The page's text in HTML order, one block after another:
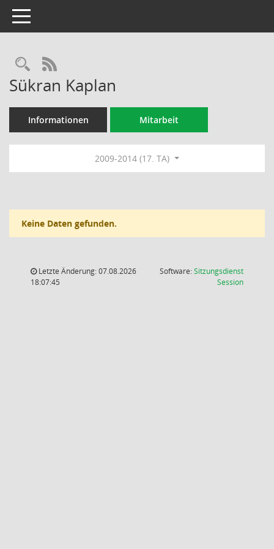
Toggle navigation
Rechercheauswahl
RSS-Feed
Sükran Kaplan
Informationen Mitarbeit
2009-2014 (17. TA)
Keine Daten gefunden.
Letzte Änderung: 07.08.2026
18:07:45
Software:Sitzungsdienst
Session(Wird in